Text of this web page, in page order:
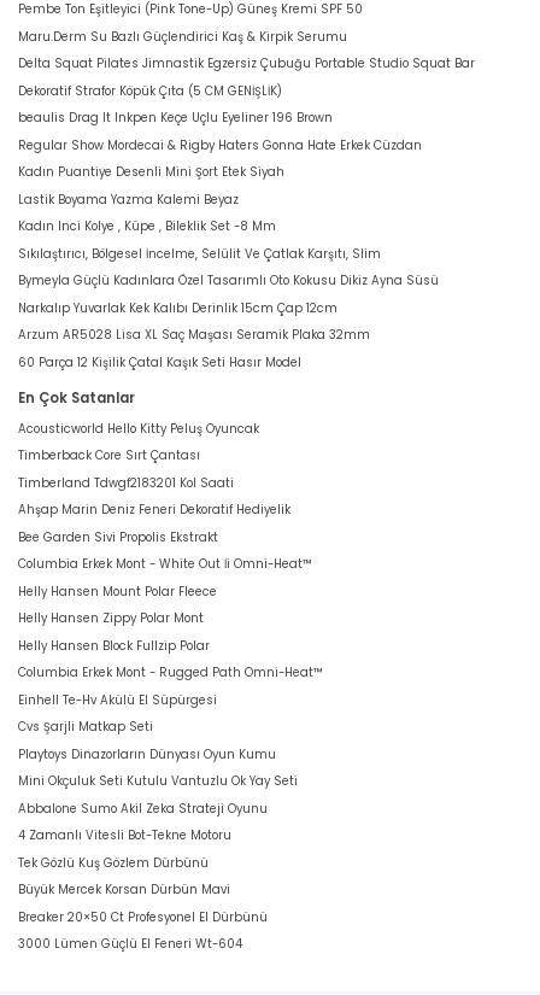
Pembe Ton Eşitleyici (Pink Tone-Up) Güneş Kremi SPF 50
Maru.Derm Su Bazlı Güçlendirici Kaş & Kirpik Serumu
Delta Squat Pilates Jimnastik Egzersiz Çubuğu Portable Studio Squat Bar
Dekoratif Strafor Köpük Çıta (5 CM GENİŞLİK)
beaulis Drag It Inkpen Keçe Uçlu Eyeliner 196 Brown
Regular Show Mordecai & Rigby Haters Gonna Hate Erkek Cüzdan
Kadın Puantiye Desenli Mini Şort Etek Siyah
Lastik Boyama Yazma Kalemi Beyaz
Kadın Inci Kolye , Küpe , Bileklik Set -8 Mm
Sıkılaştırıcı, Bölgesel İncelme, Selülit Ve Çatlak Karşıtı, Slim
Bymeyla Güçlü Kadınlara Özel Tasarımlı Oto Kokusu Dikiz Ayna Süsü
Narkalıp Yuvarlak Kek Kalıbı Derinlik 15cm Çap 12cm
Arzum AR5028 Lisa XL Saç Maşası Seramik Plaka 32mm
60 Parça 12 Kişilik Çatal Kaşık Seti Hasır Model
En Çok Satanlar
Acousticworld Hello Kitty Peluş Oyuncak
Timberback Core Sırt Çantası
Timberland Tdwgf2183201 Kol Saati
Ahşap Marin Deniz Feneri Dekoratif Hediyelik
Bee Garden Sivi Propolis Ekstrakt
Columbia Erkek Mont - White Out İi Omni-Heat™
Helly Hansen Mount Polar Fleece
Helly Hansen Zippy Polar Mont
Helly Hansen Block Fullzip Polar
Columbia Erkek Mont - Rugged Path Omni-Heat™
Einhell Te-Hv Akülü El Süpürgesi
Cvs Şarjli Matkap Seti
Playtoys Dinazorların Dünyası Oyun Kumu
Mini Okçuluk Seti Kutulu Vantuzlu Ok Yay Seti
Abbalone Sumo Akil Zeka Strateji Oyunu
4 Zamanlı Vitesli Bot-Tekne Motoru
Tek Gözlü Kuş Gözlem Dürbünü
Büyük Mercek Korsan Dürbün Mavi
Breaker 20×50 Ct Profesyonel El Dürbünü
3000 Lümen Güçlü El Feneri Wt-604